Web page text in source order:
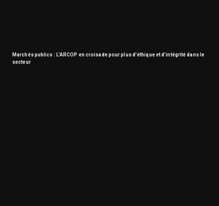
Marchés publics : L’ARCOP en croisade pour plus d’éthique et d’intégrité dans le
secteur